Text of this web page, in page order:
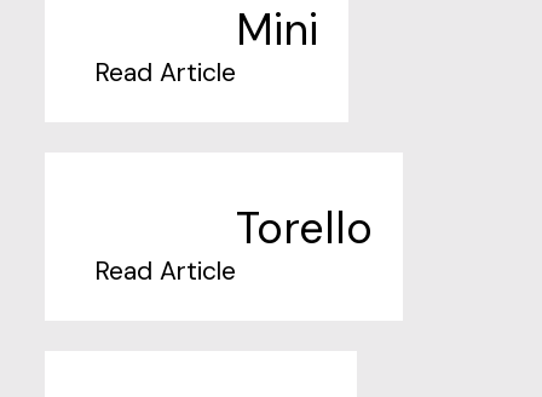
Mini
Read Article
Torello
Read Article